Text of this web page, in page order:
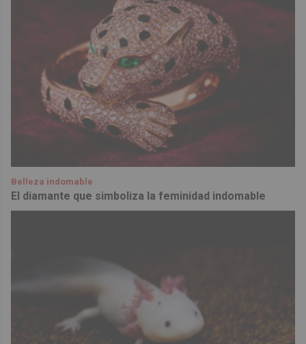
Belleza indomable
El diamante que simboliza la feminidad indomable